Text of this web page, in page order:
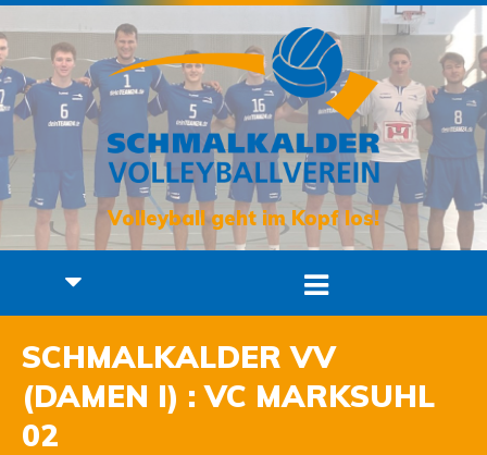
Volleyball geht im Kopf los!
SCHMALKALDER VV
(DAMEN I) : VC MARKSUHL
02